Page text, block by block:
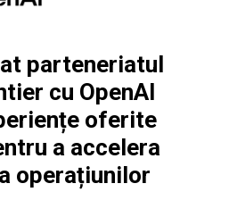
parteneriatul
cu OpenAI
oferite
a accelera
operațiunilor